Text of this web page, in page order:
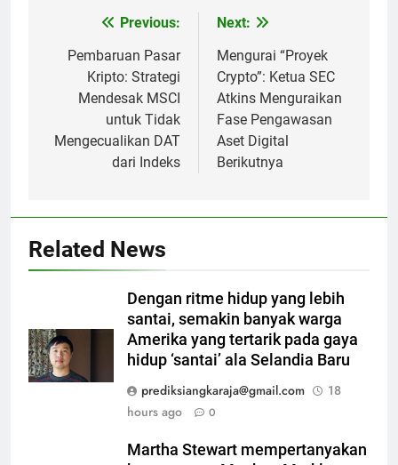
navigation
Previous:
Pembaruan Pasar
Kripto: Strategi
Mendesak MSCI
untuk Tidak
Mengecualikan DAT
dari Indeks
Next:
Mengurai “Proyek
Crypto”: Ketua SEC
Atkins Menguraikan
Fase Pengawasan
Aset Digital
Berikutnya
Related News
Dengan ritme hidup yang lebih
santai, semakin banyak warga
Amerika yang tertarik pada gaya
hidup ‘santai’ ala Selandia Baru
prediksiangkaraja@gmail.com
18
hours ago
0
Martha Stewart mempertanyakan